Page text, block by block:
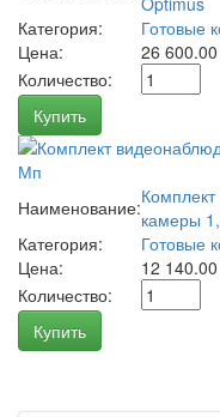
Категория:
Готовые
Цена:
26
Количество:
Купить
Наименование:камеры
Категория:
Готовые
Цена:
12
Количество:
Купить